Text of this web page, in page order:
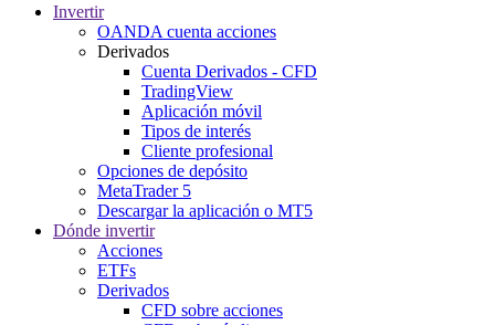
Invertir
OANDA cuenta acciones
Derivados
Cuenta Derivados - CFD
TradingView
Aplicación móvil
Tipos de interés
Cliente profesional
Opciones de depósito
MetaTrader 5
Descargar la aplicación o MT5
Dónde invertir
Acciones
ETFs
Derivados
CFD sobre acciones